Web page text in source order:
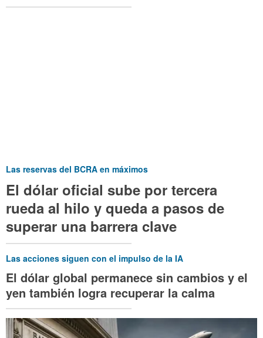
Las reservas del BCRA en máximos
El dólar oficial sube por tercera
rueda al hilo y queda a pasos de
superar una barrera clave
Las acciones siguen con el impulso de la IA
El dólar global permanece sin cambios y el
yen también logra recuperar la calma